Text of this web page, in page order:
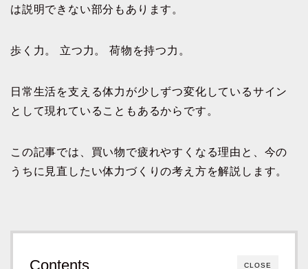
は説明できない部分もあります。
歩く力。 立つ力。 荷物を持つ力。
日常生活を支える体力が少しずつ変化しているサイン
として現れていることもあるからです。
この記事では、買い物で疲れやすくなる理由と、今の
うちに見直したい体力づくりの考え方を解説します。
CLOSE
Contents